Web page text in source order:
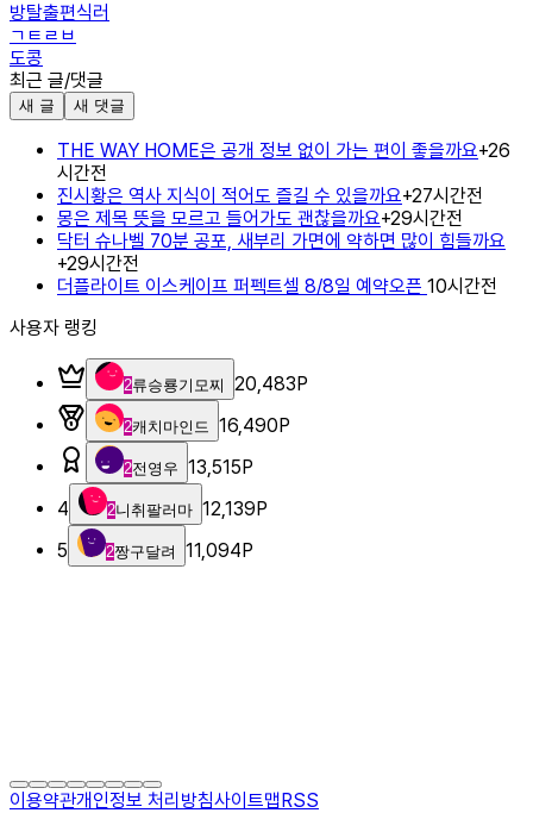
방탈출편식러
ㄱㅌㄹㅂ
도콩
최근 글/댓글
새 글 새 댓글
THE WAY HOME은 공개 정보 없이 가는 편이 좋을까요+26
시간전
진시황은 역사 지식이 적어도 즐길 수 있을까요+27시간전
몽은 제목 뜻을 모르고 들어가도 괜찮을까요+29시간전
닥터 슈나벨 70분 공포, 새부리 가면에 약하면 많이 힘들까요
+29시간전
더플라이트 이스케이프 퍼펙트셀 8/8일 예약오픈 10시간전
사용자 랭킹
2류승룡기모찌 20,483P
2캐치마인드 16,490P
2전영우 13,515P
4
2니취팔러마 12,139P
5
2짱구달려 11,094P
이용약관개인정보 처리방침사이트맵RSS